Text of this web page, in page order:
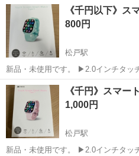
《千円以下》ス
800円
松戸駅
新品・未使用です。 ▶2.0インチタッチスクリーンスマートウォッチ
Type-T(ミント) 松戸近郊ではコンビニ駐車場にて直接の引渡しとなり
ます。 平日だと20時以降になる可能
千葉 松戸市 松戸駅 アク
《千円》スマー
1,000円
松戸駅
新品・未使用です。 ▶2.0インチタッチスクリーンスマートウォッチ